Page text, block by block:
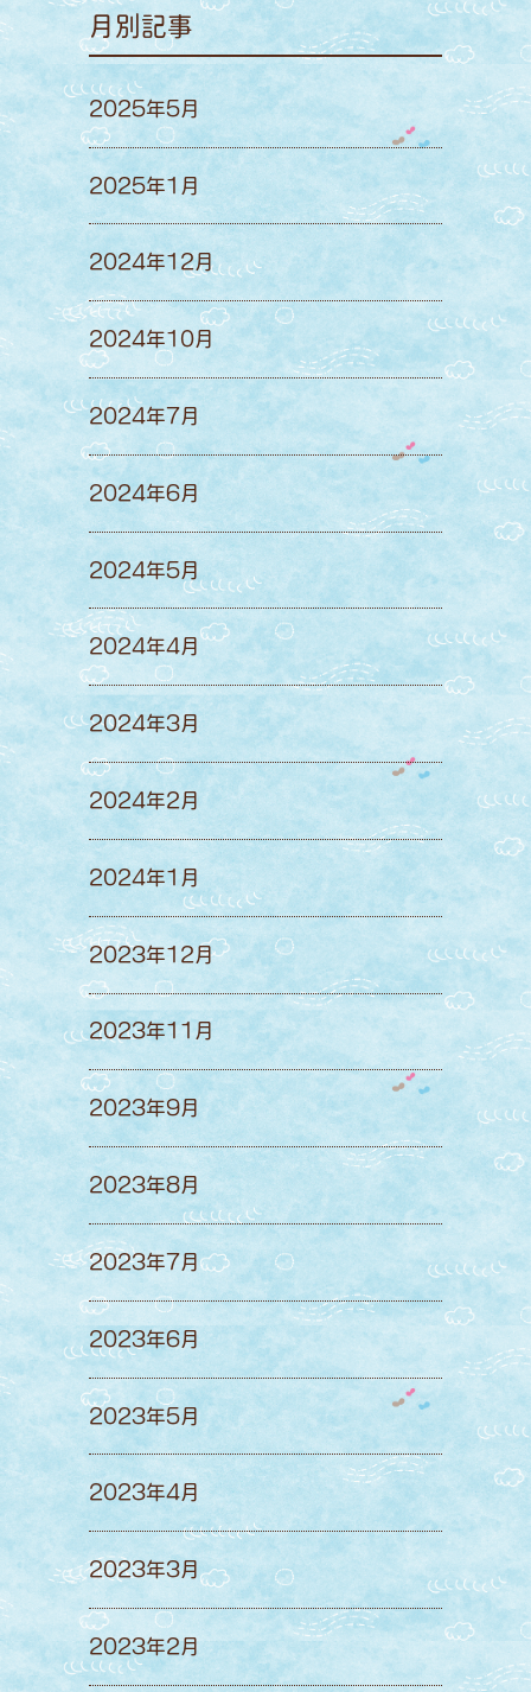
月別記事
2025年5月
2025年1月
2024年12月
2024年10月
2024年7月
2024年6月
2024年5月
2024年4月
2024年3月
2024年2月
2024年1月
2023年12月
2023年11月
2023年9月
2023年8月
2023年7月
2023年6月
2023年5月
2023年4月
2023年3月
2023年2月